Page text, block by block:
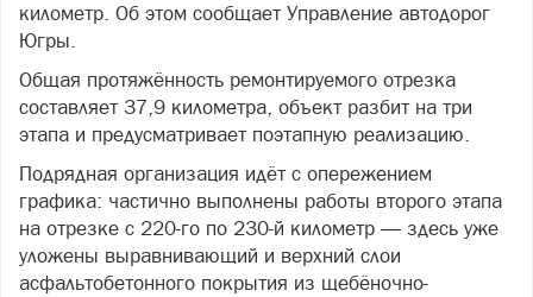
километр. Об этом сообщает Управление автодорог
Югры.
Общая протяжённость ремонтируемого отрезка
составляет 37,9 километра, объект разбит на три
этапа и предусматривает поэтапную реализацию.
Подрядная организация идёт с опережением
графика: частично выполнены работы второго этапа
на отрезке с 220-го по 230-й километр — здесь уже
уложены выравнивающий и верхний слои
асфальтобетонного покрытия из щебёночно-